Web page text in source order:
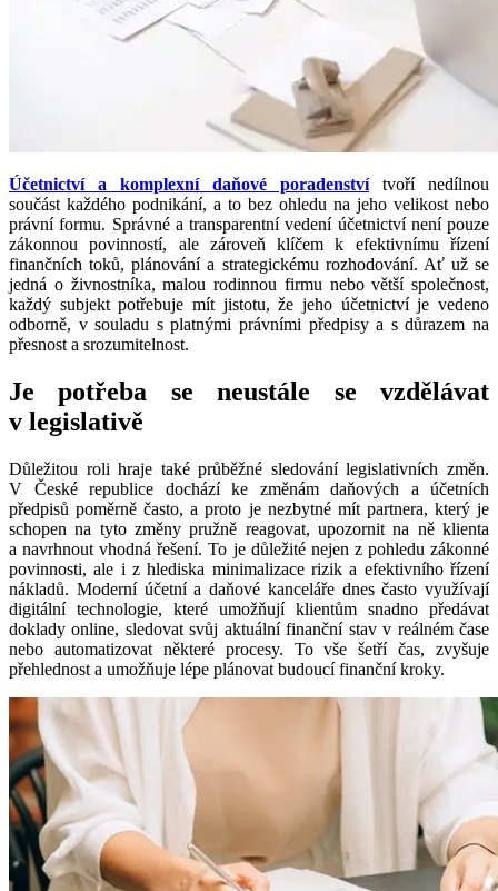
Účetnictví a komplexní daňové poradenstvítvoří nedílnou
součást každého podnikání, a to bez ohledu na jeho velikost nebo
právní formu. Správné a transparentní vedení účetnictví není pouze
zákonnou povinností, ale zároveň klíčem k efektivnímu řízení
finančních toků, plánování a strategickému rozhodování. Ať už se
jedná o živnostníka, malou rodinnou firmu nebo větší společnost,
každý subjekt potřebuje mít jistotu, že jeho účetnictví je vedeno
odborně, v souladu s platnými právními předpisy a s důrazem na
přesnost a srozumitelnost.
Je potřeba se neustále se vzdělávat
v legislativě
Důležitou roli hraje také průběžné sledování legislativních změn.
V České republice dochází ke změnám daňových a účetních
předpisů poměrně často, a proto je nezbytné mít partnera, který je
schopen na tyto změny pružně reagovat, upozornit na ně klienta
a navrhnout vhodná řešení. To je důležité nejen z pohledu zákonné
povinnosti, ale i z hlediska minimalizace rizik a efektivního řízení
nákladů. Moderní účetní a daňové kanceláře dnes často využívají
digitální technologie, které umožňují klientům snadno předávat
doklady online, sledovat svůj aktuální finanční stav v reálném čase
nebo automatizovat některé procesy. To vše šetří čas, zvyšuje
přehlednost a umožňuje lépe plánovat budoucí finanční kroky.